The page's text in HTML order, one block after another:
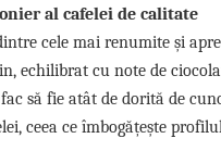
al cafelei de calitate
cele mai renumite și
echilibrat cu note de
să fie atât de dorită de
ceea ce îmbogățește